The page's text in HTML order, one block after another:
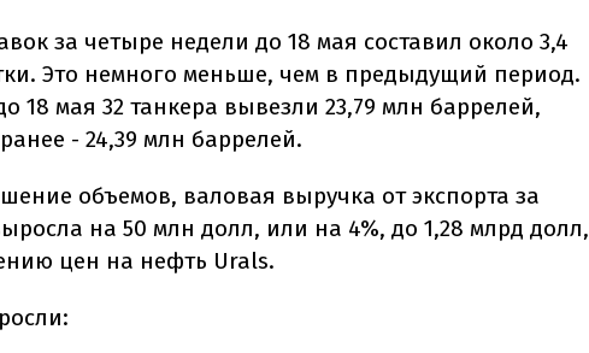
за четыре недели до 18 мая составил около 3,4
Это немного меньше, чем в предыдущий период.
18 мая 32 танкера вывезли 23,79 млн баррелей,
- 24,39 млн баррелей.
объемов, валовая выручка от экспорта за
на 50 млн долл, или на 4%, до 1,28 млрд долл,
цен на нефть Urals.